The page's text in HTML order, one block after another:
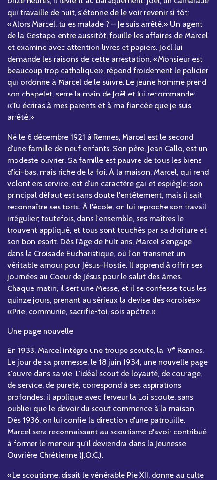
qui travaille de nuit, s'étonne de le voir revenir si tôt:
«Alors Marcel, tu es malade ? – Je suis arrêté.» Un agent
de la Gestapo entre aussitôt, fouille les affaires de Marcel
et examine avec attention livres et papiers. Joël lui
demande les raisons de cette arrestation. «Monsieur est
beaucoup trop catholique», répond froidement le policier
qui ordonne à Marcel de le suivre. Le jeune homme prend
son chapelet, serre la main de Joël et lui recommande:
«Tu écriras à mes parents et à ma fiancée que je suis
arrêté.»
Né le 6 décembre 1921 à Rennes, Marcel est le second
d'une famille de neuf enfants. Son père, Jean Callo, est un
modeste ouvrier. Sa famille est pauvre de tous les biens
d'ici-bas, mais riche de la foi. À la maison, Marcel, qui rend
volontiers service, est d'un caractère gai et espiègle; son
principal défaut est sans doute l'entêtement, mais il sait
reconnaître ses torts. À l'école, on lui reproche son travail
irrégulier; toutefois, dans l'ensemble, ses maîtres le
trouvent appliqué, et tous sont touchés par sa droiture et
son bon esprit. Dès l'âge de huit ans, Marcel s'engage
dans la Croisade Eucharistique, où l'on transmet un
véritable amour pour Jésus-Hostie. Il apprend à offrir ses
journées au Coeur de Jésus pour le salut des âmes.
Chaque matin, il sert une Messe, et il se confesse tous les
quinze jours, prenant au sérieux la devise des «croisés»:
«Prie, communie, sacrifie-toi, sois apôtre.»
Une page nouvelle
En 1933, Marcel intègre une troupe scoute, la Ve Rennes.
Le jour de sa promesse, le 18 juin 1934, une nouvelle page
s'ouvre dans sa vie. L'idéal scout de loyauté, de courage,
de service, de pureté, correspond à ses aspirations
profondes; il applique avec ferveur la Loi scoute, sans
oublier que le devoir du scout commence à la maison.
Dès 1936, on lui confie la direction d'une patrouille.
Marcel sera reconnaissant au scoutisme d'avoir contribué
à former le meneur qu'il deviendra dans la Jeunesse
Ouvrière Chrétienne (J.O.C.).
«Le scoutisme, disait le vénérable Pie XII, donne au culte